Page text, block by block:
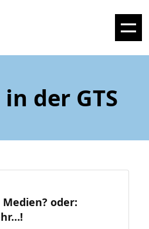
der GTS
Medien? oder: